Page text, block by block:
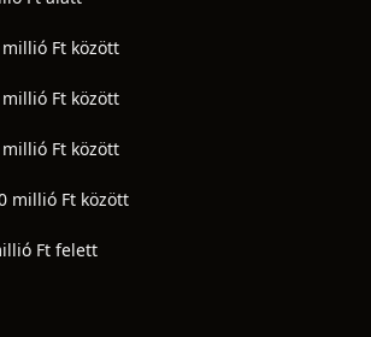
Ft között
Ft között
Ft között
millió Ft között
Ft felett